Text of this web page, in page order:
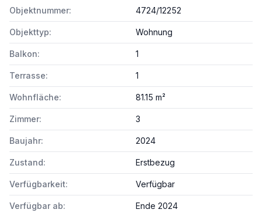
Objektnummer: 4724/12252
Objekttyp: Wohnung
Balkon: 1
Terrasse: 1
Wohnfläche: 81.15 m²
Zimmer: 3
Baujahr: 2024
Zustand: Erstbezug
Verfügbarkeit: Verfügbar
Verfügbar ab: Ende 2024